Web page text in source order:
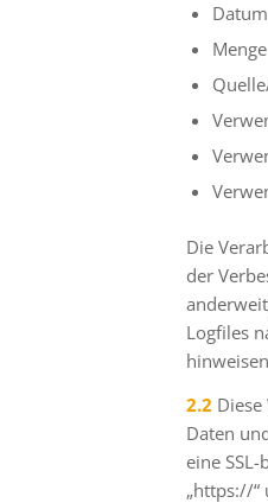
Die
der
Logfiles
2.2
Daten
eine
„https://“